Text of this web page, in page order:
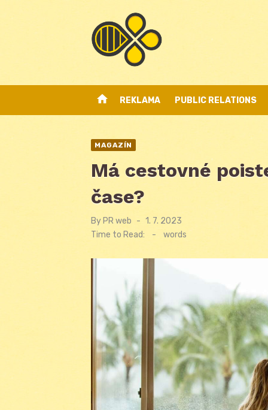
home REKLAMA PUBLIC RELATIONS
MAGAZÍN
Má cestovné
čase?
By PR web
Posted
1. 7. 2023
Time to Read:
- words